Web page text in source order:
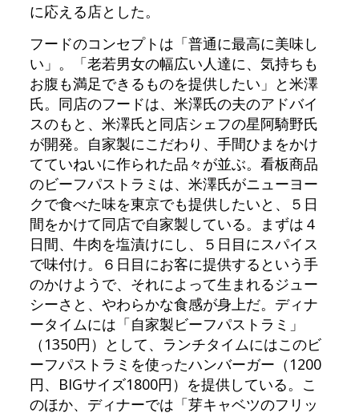
に応える店とした。
フードのコンセプトは「普通に最高に美味し
い」。「老若男女の幅広い人達に、気持ちも
お腹も満足できるものを提供したい」と米澤
氏。同店のフードは、米澤氏の夫のアドバイ
スのもと、米澤氏と同店シェフの星阿騎野氏
が開発。自家製にこだわり、手間ひまをかけ
てていねいに作られた品々が並ぶ。看板商品
のビーフパストラミは、米澤氏がニューヨー
クで食べた味を東京でも提供したいと、５日
間をかけて同店で自家製している。まずは４
日間、牛肉を塩漬けにし、５日目にスパイス
で味付け。６日目にお客に提供するという手
のかけようで、それによって生まれるジュー
シーさと、やわらかな食感が身上だ。ディナ
ータイムには「自家製ビーフパストラミ」
（1350円）として、ランチタイムにはこのビ
ーフパストラミを使ったハンバーガー（1200
円、BIGサイズ1800円）を提供している。こ
のほか、ディナーでは「芽キャベツのフリッ